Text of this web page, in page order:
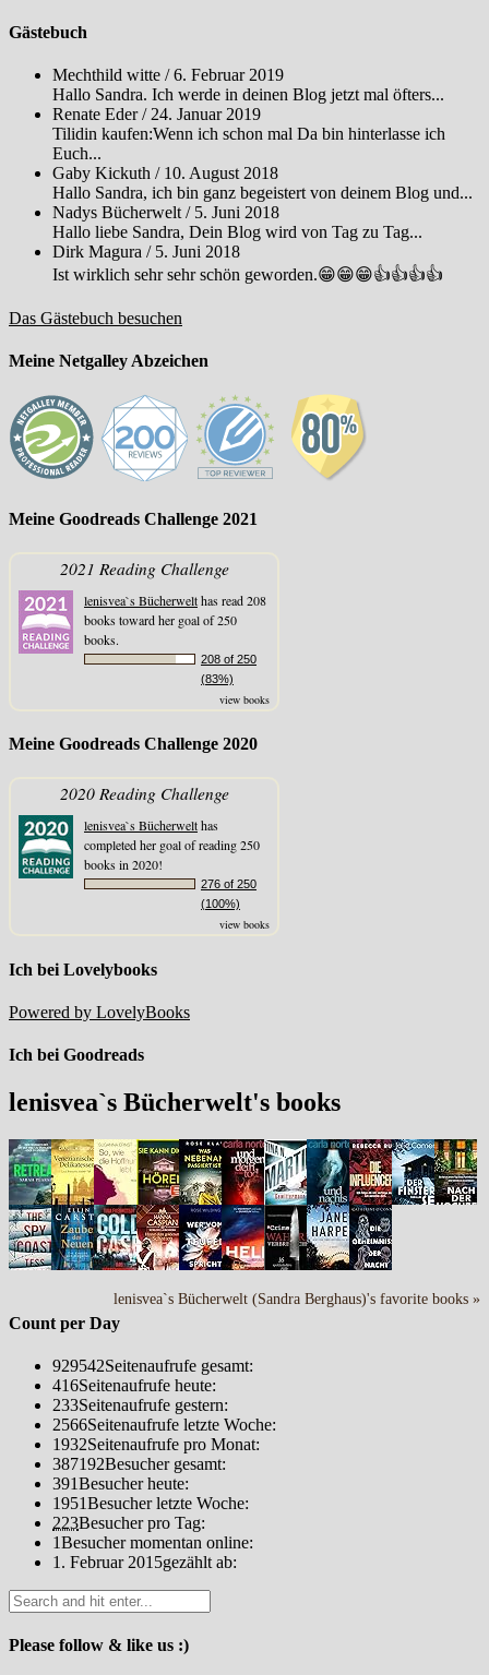
Gästebuch
Mechthild witte /6. Februar 2019
Hallo Sandra. Ich werde in deinen Blog jetzt mal öfters...
Renate Eder/ 24. Januar 2019
Tilidin kaufen:Wenn ich schon mal Da bin hinterlasse ich
Euch...
Gaby Kickuth / 10. August 2018
Hallo Sandra, ich bin ganz begeistert von deinem Blog und...
Nadys Bücherwelt / 5. Juni 2018
Hallo liebe Sandra, Dein Blog wird von Tag zu Tag...
Dirk Magura / 5. Juni 2018
Ist wirklich sehr sehr schön geworden.😁😁😁👍👍👍👍
Das Gästebuch besuchen
Meine Netgalley Abzeichen
Meine Goodreads Challenge 2021
2021 Reading Challenge
lenisvea`s Bücherwelthas read 208
books toward her goal of 250
books.
208 of 250
(83%)
view books
Meine Goodreads Challenge 2020
2020 Reading Challenge
lenisvea`s Bücherwelthas
completed her goal of reading 250
books in 2020!
276 of 250
(100%)
view books
Ich bei Lovelybooks
Powered by LovelyBooks
Ich bei Goodreads
lenisvea`s Bücherwelt's books
lenisvea`s Bücherwelt (Sandra Berghaus)'s favorite books »
Count per Day
929542Seitenaufrufe gesamt:
416Seitenaufrufe heute:
233Seitenaufrufe gestern:
2566Seitenaufrufe letzte Woche:
1932Seitenaufrufe pro Monat:
387192Besucher gesamt:
391Besucher heute:
1951Besucher letzte Woche:
223Besucher pro Tag:
1Besucher momentan online:
1. Februar 2015gezählt ab:
Please follow & like us :)